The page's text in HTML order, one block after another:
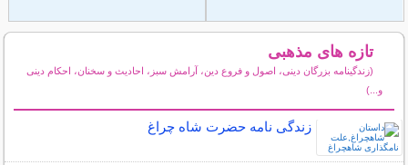
تازه های مذهبی
(زندگینامه بزرگان دینی، اصول و فروع دین، آرامش سبز، احادیث و سخنان، احکام دینی
و...)
زندگی نامه حضرت شاه چراغ